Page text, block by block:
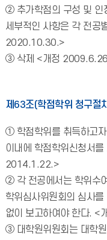
② 추가학점의 구성 및 인
세부적인 사항은 각 전
2020.10.30.>
③ 삭제 <개정
제63조(학점학위 청구절
① 학점학위를 취득하고
이내에 학점학위신청서
2014.1.22.>
② 각 전공에서는 학위수
학위심사위원회의 심사
없이 보고하여야 한다.
③ 대학원위원회는 대학